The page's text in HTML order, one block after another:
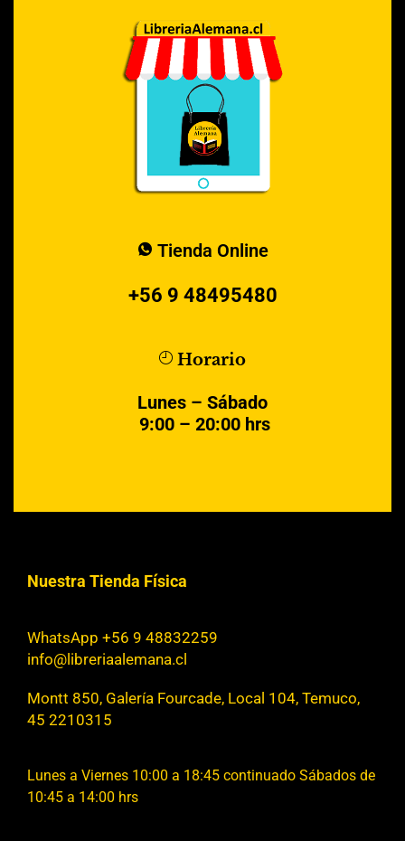
Tienda Online
+56 9 48495480
Horario
Lunes – Sábado
9:00 – 20:00 hrs
Nuestra Tienda Física
WhatsApp +56 9 48832259
info@libreriaalemana.cl
Montt 850, Galería Fourcade, Local 104, Temuco,
45 2210315
Lunes a Viernes 10:00 a 18:45 continuado Sábados de
10:45 a 14:00 hrs